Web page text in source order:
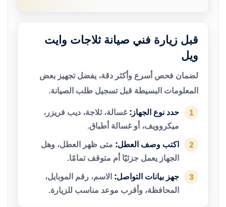
قبل زيارة فني صيانة ثلاجات وايت
ويل
لضمان فحص أسرع وأكثر دقة، يفضل تجهيز بعض
المعلومات البسيطة قبل تسجيل طلب الصيانة.
1 حدد نوع الجهاز: غسالة، ثلاجة، ديب فريزر،
ميكروويف، أو غسالة أطباق.
2 اكتب وصف العطل: متى ظهر العطل، وهل
الجهاز يعمل جزئيًا أم متوقف تمامًا.
3 جهز بيانات التواصل: الاسم، رقم الموبايل،
المحافظة، وأقرب موعد مناسب للزيارة.